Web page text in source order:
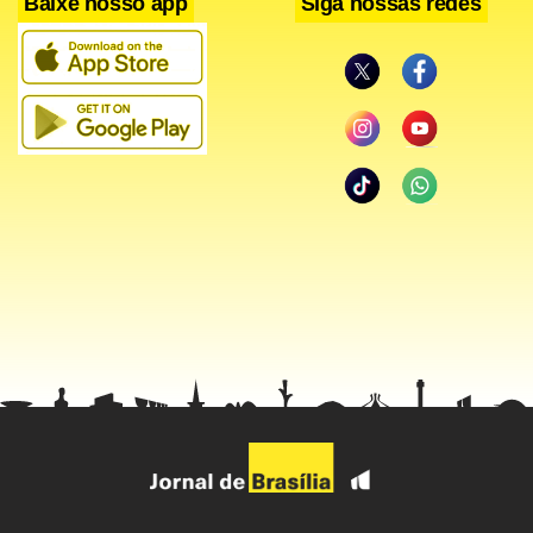
Até ontem, a Prefeitura havia arrecadado R$ 31,3 bilhões
representa R$ 66 milhões por mês a menos do que foi
arrecadado no ano passado.
“Há um artigo no Regimento Interno que proíbe a inclusão